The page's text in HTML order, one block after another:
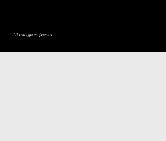
El código es poesía.